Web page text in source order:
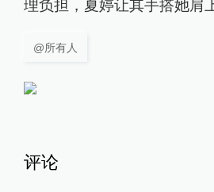
理负担，夏婷让其手搭她肩
@所有人
评论